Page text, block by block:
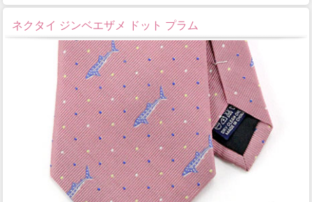
ネクタイ ジンベエザメ ドット プラム